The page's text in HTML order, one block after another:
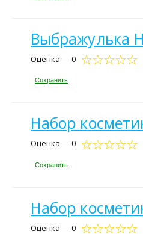
Выбражулька
Оценка — 0
Сохранить
Набор
Оценка — 0
Сохранить
Набор
Оценка — 0